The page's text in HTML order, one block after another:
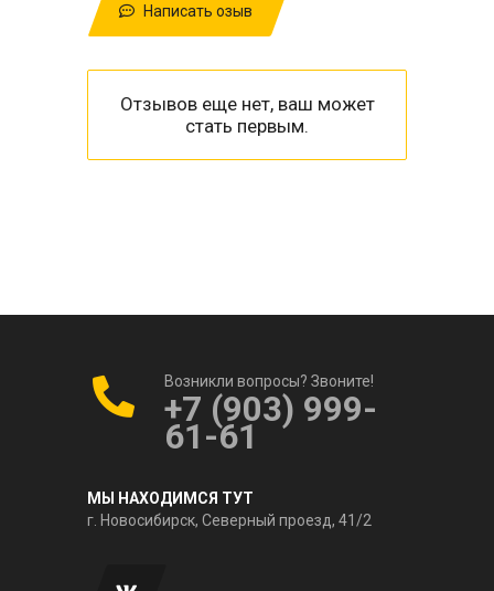
Написать озыв
Отзывов еще нет, ваш может
стать первым.
Возникли вопросы? Звоните!
+7 (903) 999-
61-61
МЫ НАХОДИМСЯ ТУТ
г. Новосибирск, Северный проезд, 41/2